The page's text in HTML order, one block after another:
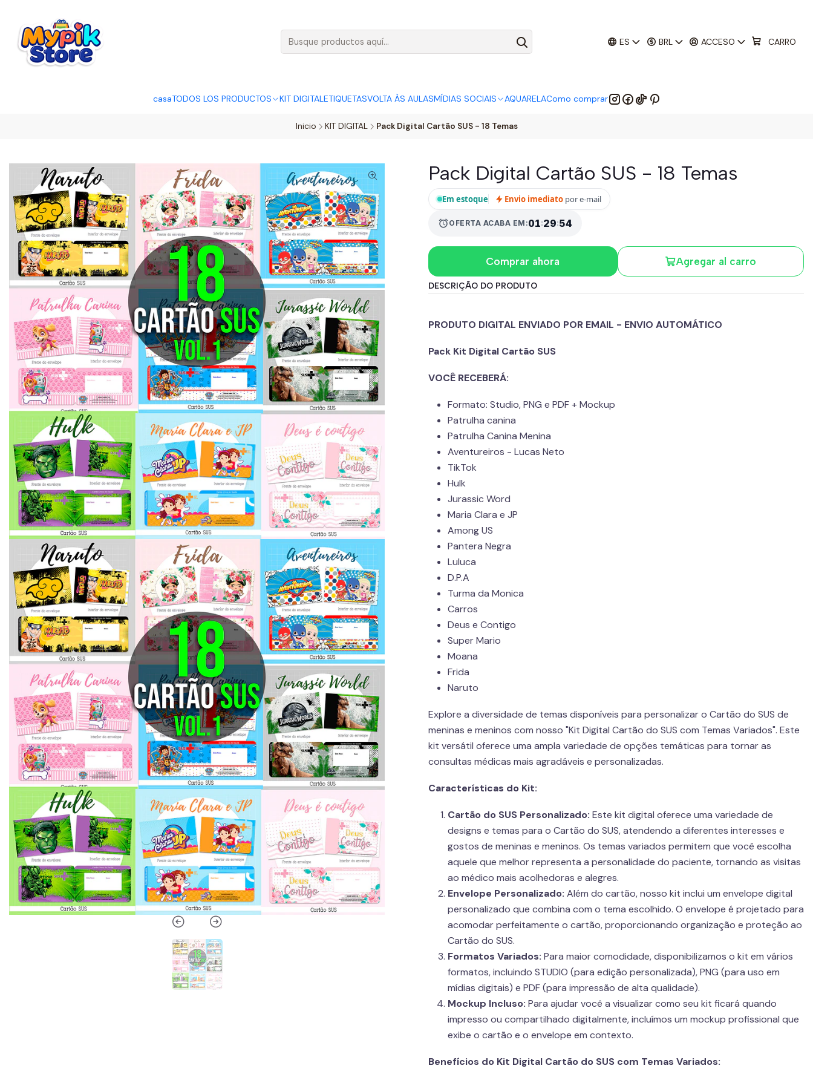
ES BRL ACCESO CARRO
casaTODOS LOS PRODUCTOS KIT DIGITALETIQUETASVOLTA ÀS AULASMÍDIAS SOCIAIS AQUARELAComo comprar
Inicio KIT DIGITAL Pack Digital Cartão SUS - 18 Temas
Pack Digital Cartão SUS - 18 Temas
Em estoque Envio imediato por e-mail
alarmOFERTA ACABA EM:01:29:52
Agregar al carro
Comprar ahora
DESCRIÇÃO DO PRODUTO
PRODUTO DIGITAL ENVIADO POR EMAIL - ENVIO AUTOMÁTICO
Pack Kit Digital Cartão SUS
VOCÊ RECEBERÁ:
Formato: Studio, PNG e PDF + Mockup
Patrulha canina
Patrulha Canina Menina
Aventureiros - Lucas Neto
TikTok
Hulk
Jurassic Word
Maria Clara e JP
Among US
Pantera Negra
Luluca
D.P.A
Turma da Monica
Carros
Deus e Contigo
Super Mario
Moana
Frida
Naruto
Explore a diversidade de temas disponíveis para personalizar o Cartão do SUS de
meninas e meninos com nosso "Kit Digital Cartão do SUS com Temas Variados". Este
kit versátil oferece uma ampla variedade de opções temáticas para tornar as
consultas médicas mais agradáveis e personalizadas.
Características do Kit:
Cartão do SUS Personalizado: Este kit digital oferece uma variedade de
designs e temas para o Cartão do SUS, atendendo a diferentes interesses e
gostos de meninas e meninos. Os temas variados permitem que você escolha
aquele que melhor representa a personalidade do paciente, tornando as visitas
ao médico mais acolhedoras e alegres.
Envelope Personalizado: Além do cartão, nosso kit inclui um envelope digital
personalizado que combina com o tema escolhido. O envelope é projetado para
acomodar perfeitamente o cartão, proporcionando organização e proteção ao
Cartão do SUS.
Formatos Variados: Para maior comodidade, disponibilizamos o kit em vários
formatos, incluindo STUDIO (para edição personalizada), PNG (para uso em
mídias digitais) e PDF (para impressão de alta qualidade).
Mockup Incluso: Para ajudar você a visualizar como seu kit ficará quando
impresso ou compartilhado digitalmente, incluímos um mockup profissional que
exibe o cartão e o envelope em contexto.
Benefícios do Kit Digital Cartão do SUS com Temas Variados: